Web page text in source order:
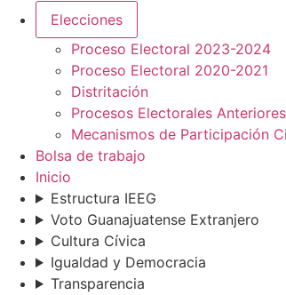
Elecciones
Proceso Electoral 2023-2024
Proceso Electoral 2020-2021
Distritación
Procesos Electorales Anteriores
Mecanismos de Participación
Bolsa de trabajo
Inicio
Estructura IEEG
Voto Guanajuatense Extranjero
Cultura Cívica
Igualdad y Democracia
Transparencia